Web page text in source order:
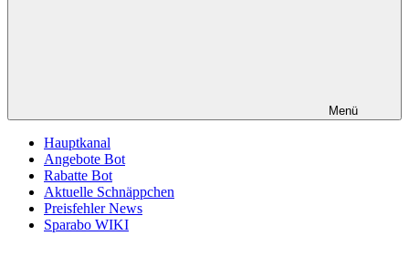
Menü
Hauptkanal
Angebote Bot
Rabatte Bot
Aktuelle Schnäppchen
Preisfehler News
Sparabo WIKI